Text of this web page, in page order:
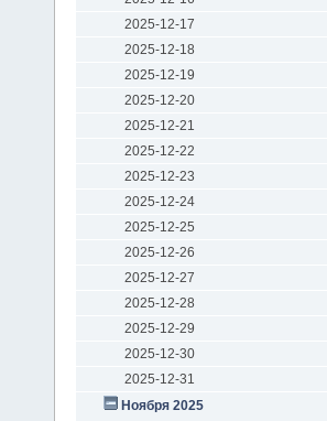
2025-12-17
2025-12-18
2025-12-19
2025-12-20
2025-12-21
2025-12-22
2025-12-23
2025-12-24
2025-12-25
2025-12-26
2025-12-27
2025-12-28
2025-12-29
2025-12-30
2025-12-31
Ноября 2025